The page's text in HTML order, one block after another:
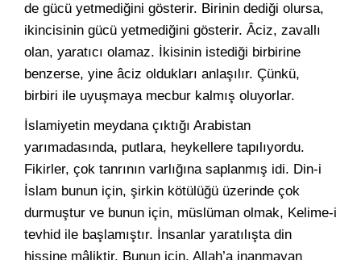
de gücü yetmediğini gösterir. Birinin dediği olursa,
ikincisinin gücü yetmediğini gösterir. Âciz, zavallı
olan, yaratıcı olamaz. İkisinin istediği birbirine
benzerse, yine âciz oldukları anlaşılır. Çünkü,
birbiri ile uyuşmaya mecbur kalmış oluyorlar.
İslamiyetin meydana çıktığı Arabistan
yarımadasında, putlara, heykellere tapılıyordu.
Fikirler, çok tanrının varlığına saplanmış idi. Din-i
İslam bunun için, şirkin kötülüğü üzerinde çok
durmuştur ve bunun için, müslüman olmak, Kelime-i
tevhid ile başlamıştır. İnsanlar yaratılışta din
hissine mâliktir. Bunun için, Allah’a inanmayan